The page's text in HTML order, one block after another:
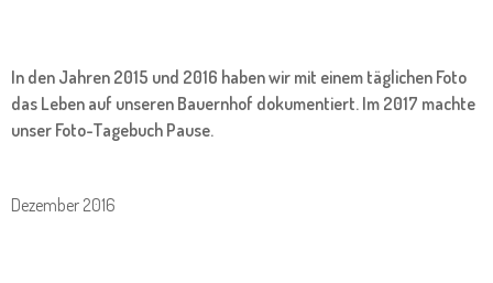
In den Jahren 2015 und 2016 haben wir mit einem täglichen Foto
das Leben auf unseren Bauernhof dokumentiert. Im 2017 machte
unser Foto-Tagebuch Pause.
Dezember 2016